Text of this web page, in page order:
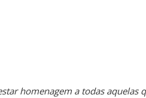
homenagem a todas aquelas